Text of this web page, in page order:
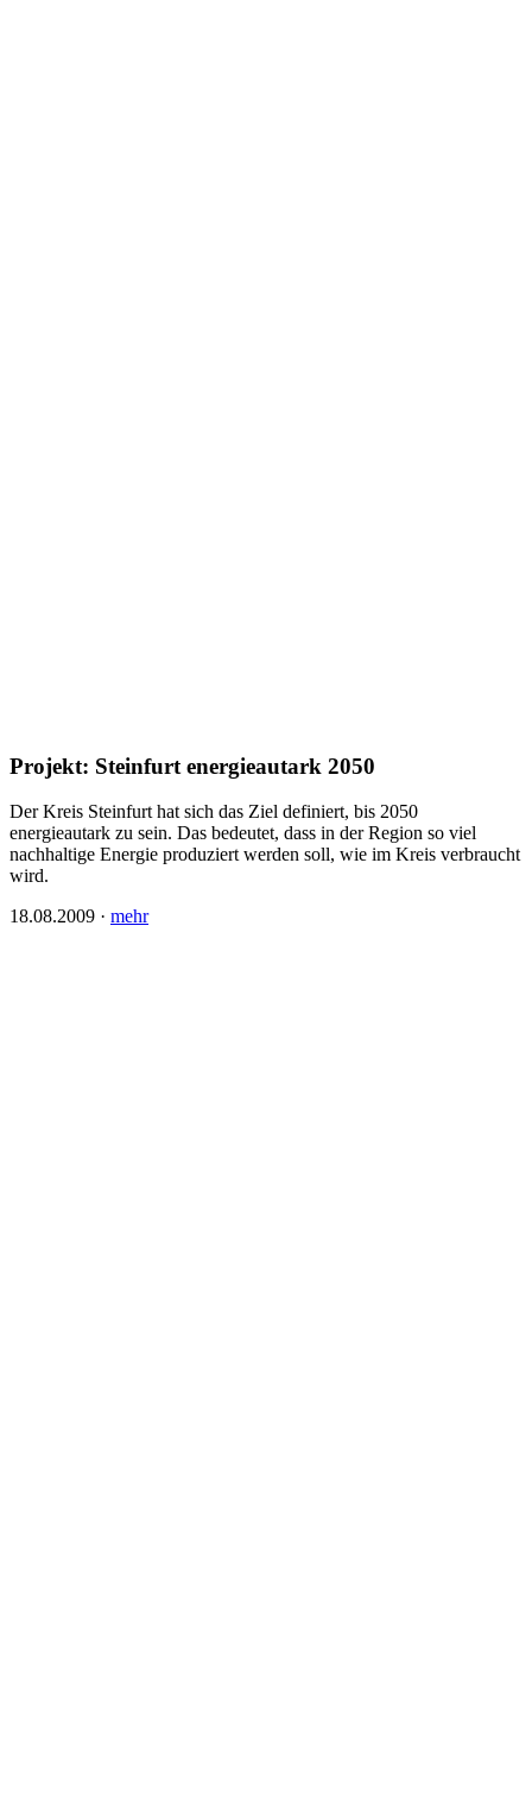
Projekt: Steinfurt energieautark 2050
Der Kreis Steinfurt hat sich das Ziel definiert, bis 2050
energieautark zu sein. Das bedeutet, dass in der Region so viel
nachhaltige Energie produziert werden soll, wie im Kreis verbraucht
wird.
18.08.2009 · mehr